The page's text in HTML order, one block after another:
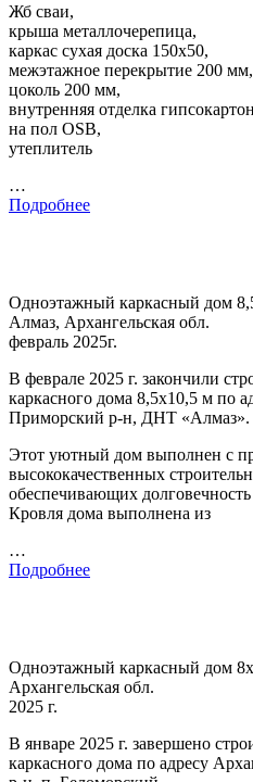
Жб сваи,
крыша металлочерепица,
каркас сухая доска 150х50,
межэтажное перекрытие 200 мм,
цоколь 200 мм,
внутренняя отделка
на пол OSB,
утеплитель
…
Подробнее
Одноэтажный каркасный дом
Алмаз, Архангельская обл.
февраль 2025г.
В феврале 2025 г. закончили
каркасного дома 8,5х10,5 м по
Приморский р-н, ДНТ «Алмаз».
Этот уютный дом выполнен с
высококачественных
обеспечивающих
Кровля дома выполнена из
…
Подробнее
Одноэтажный каркасный дом
Архангельская обл.
2025 г.
В январе 2025 г. завершено
каркасного дома по адресу